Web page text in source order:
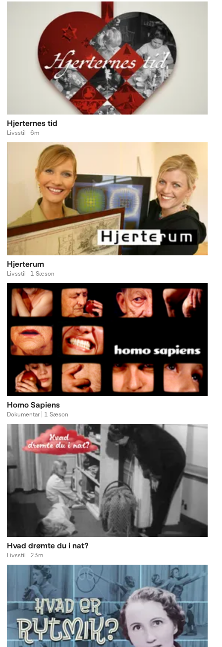
Hjerternes tid
Livsstil | 6m
Hjerterum
Livsstil | 1 Sæson
Homo Sapiens
Dokumentar | 1 Sæson
Hvad drømte du i nat?
Livsstil | 23m